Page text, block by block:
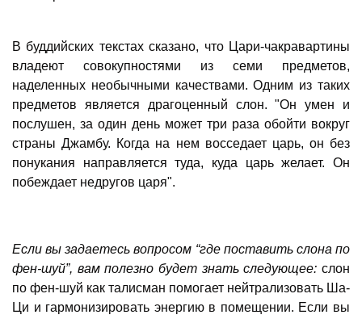
В буддийских текстах сказано, что Цари-чакравартины
владеют совокупностями из семи предметов,
наделенных необычными качествами. Одним из таких
предметов является драгоценный слон. "Он умен и
послушен, за один день может три раза обойти вокруг
страны Джамбу. Когда на нем восседает царь, он без
понукания направляется туда, куда царь желает. Он
побеждает недругов царя".
Если вы задаетесь вопросом “где поставить слона по
фен-шуй”, вам полезно будет знать следующее: слон
по фен-шуй как талисман помогает нейтрализовать Ша-
Ци и гармонизировать энергию в помещении. Если вы